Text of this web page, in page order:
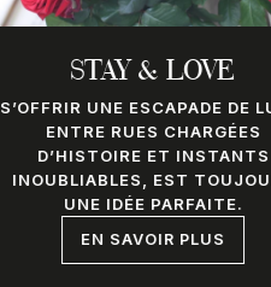
STAY & LOVE
S’OFFRIR UNE ESCAPADE DE
ENTRE RUES CHARGÉES
D’HISTOIRE ET INSTANTS
INOUBLIABLES, EST
UNE IDÉE PARFAITE.
EN SAVOIR PLUS